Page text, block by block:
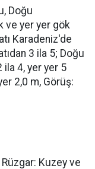
Doğu
ve yer yer gök
Karadeniz'de
3 ila 5; Doğu
ila 4, yer yer 5
2,0 m, Görüş:
Kuzey ve